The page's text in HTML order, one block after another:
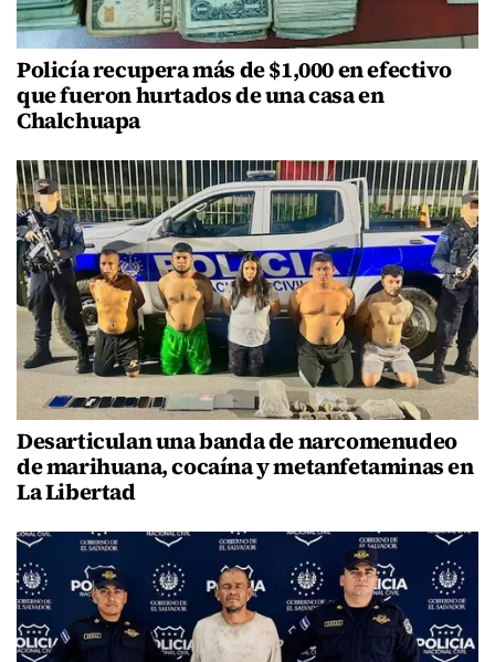
Policía recupera más de $1,000 en efectivo
que fueron hurtados de una casa en
Chalchuapa
Desarticulan una banda de narcomenudeo
de marihuana, cocaína y metanfetaminas en
La Libertad